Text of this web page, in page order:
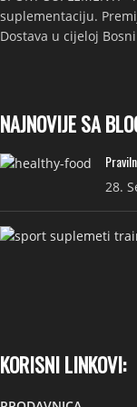
suplementaciju.
Dostava u cijeloj
NAJNOVIJE SA
28.
KORISNI LINKOVI: